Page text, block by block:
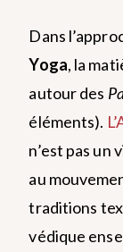
Dans
Yoga, la
autour des
éléments).
n’est pas un
au
traditions
védique